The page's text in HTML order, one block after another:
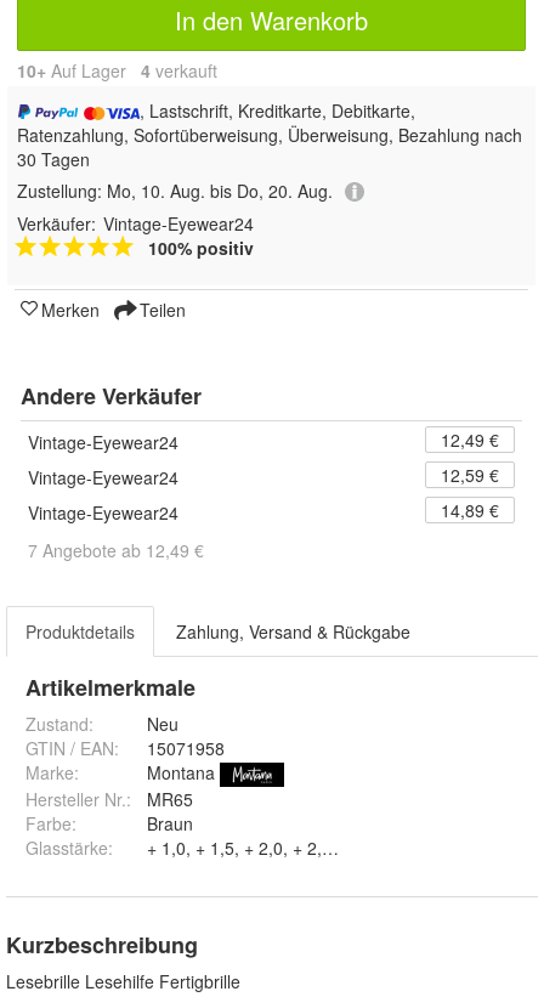
In den Warenkorb
10+ Auf Lager 4 verkauft
, Lastschrift, Kreditkarte, Debitkarte,
Ratenzahlung, Sofortüberweisung, Überweisung, Bezahlung nach
30 Tagen
Zustellung: Mo, 10. Aug. bis Do, 20. Aug.
Verkäufer: Vintage-Eyewear24
100% positiv
Merken Teilen
Andere Verkäufer
Vintage-Eyewear24
12,49 €
Vintage-Eyewear24
12,59 €
Vintage-Eyewear24
14,89 €
7 Angebote ab 12,49 €
Produktdetails Zahlung, Versand & Rückgabe
Artikelmerkmale
Zustand:
Neu
GTIN / EAN:
15071958
Marke:
Montana
Hersteller Nr.:
MR65
Farbe:
Braun
Glasstärke:
Kurzbeschreibung
Lesebrille Lesehilfe Fertigbrille